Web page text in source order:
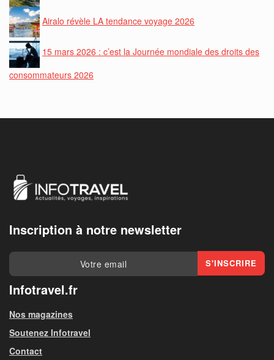
Airalo révèle LA tendance voyage 2026
15 mars 2026 : c’est la Journée mondiale des droits des
consommateurs 2026
Inscription à notre newsletter
Infotravel.fr
Nos magazines
Soutenez Infotravel
Contact